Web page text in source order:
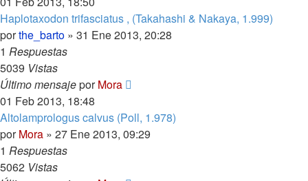
Haplotaxodon trifasciatus , (Takahashi & Nakaya, 1.999)
porthe_barto » 31 Ene 2013, 20:28
1 Respuestas
5039 Vistas
Último mensajeporMora
01 Feb 2013, 18:48
Altolamprologus calvus (Poll, 1.978)
porMora » 27 Ene 2013, 09:29
1 Respuestas
5062 Vistas